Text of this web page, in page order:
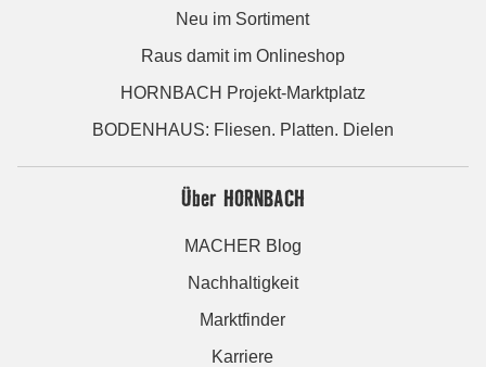
Neu im Sortiment
Raus damit im Onlineshop
HORNBACH Projekt-Marktplatz
BODENHAUS: Fliesen. Platten. Dielen
Über HORNBACH
MACHER Blog
Nachhaltigkeit
Marktfinder
Karriere